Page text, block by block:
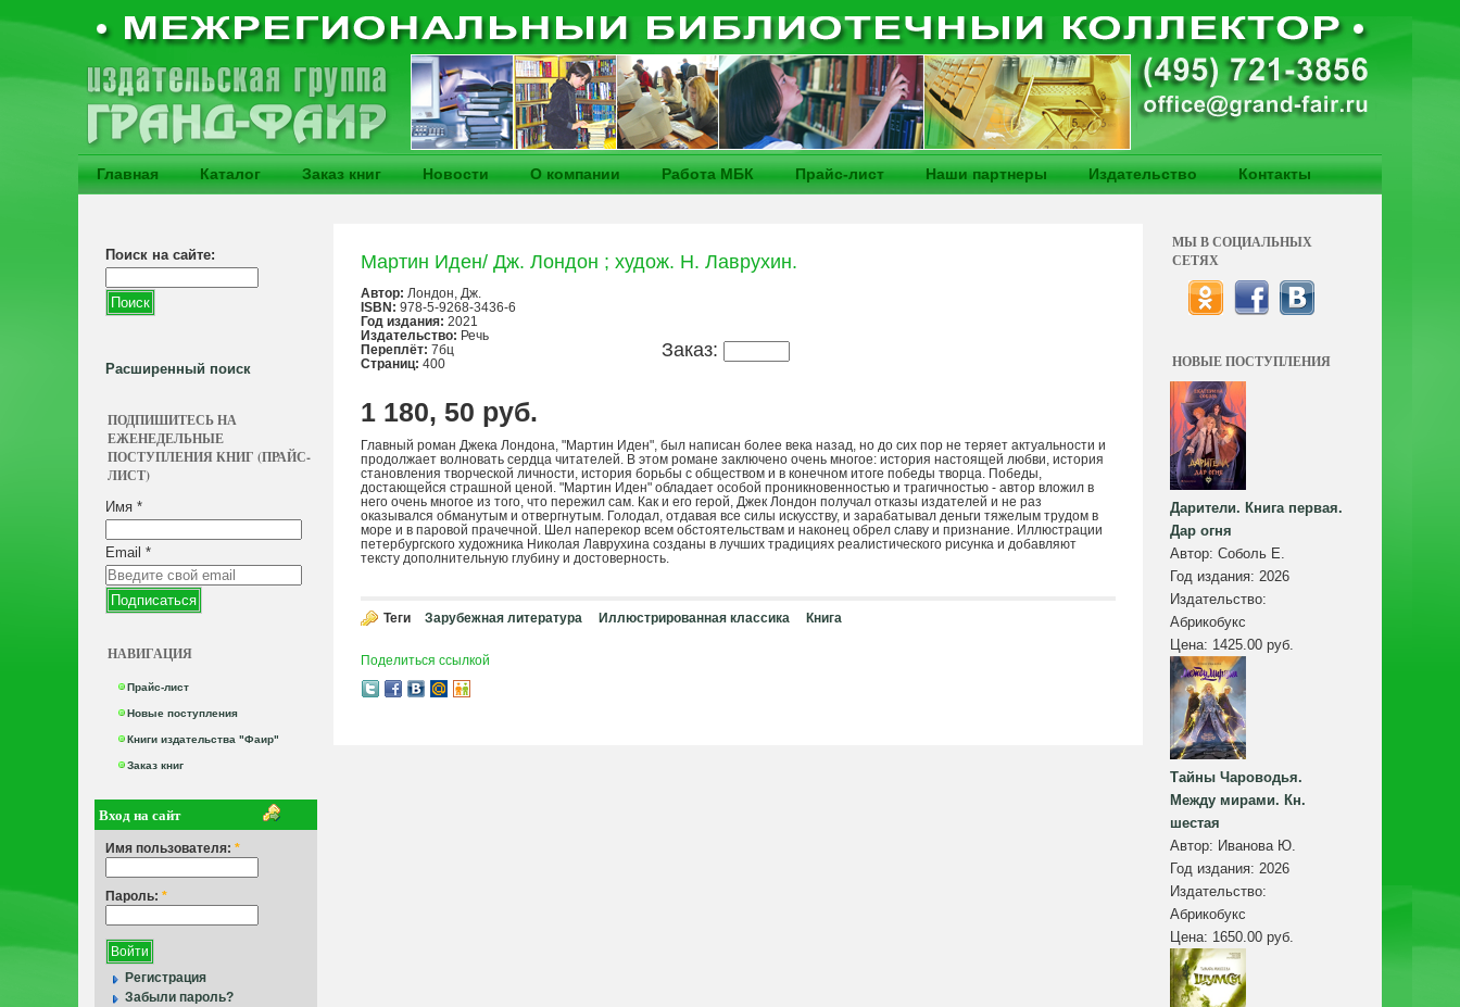
Главная Каталог Заказ книг Новости О компании Работа МБК Прайс-лист Наши партнеры Издательство Контакты
Поиск на сайте:
Расширенный поиск
ПОДПИШИТЕСЬ НА
ЕЖЕНЕДЕЛЬНЫЕ
ПОСТУПЛЕНИЯ КНИГ (ПРАЙС-
ЛИСТ)
Имя *
Email *
НАВИГАЦИЯ
Прайс-лист
Новые поступления
Книги издательства "Фаир"
Заказ книг
Вход на сайт
Имя пользователя: *
Пароль: *
Регистрация
Забыли пароль?
Мартин Иден/ Дж. Лондон ; худож. Н. Лаврухин.
Заказ:
Автор: Лондон, Дж.
ISBN: 978-5-9268-3436-6
Год издания: 2021
Издательство: Речь
Переплёт: 7бц
Страниц: 400
1 180, 50 руб.
Главный роман Джека Лондона, "Мартин Иден", был написан более века назад, но до сих пор не теряет актуальности и
продолжает волновать сердца читателей. В этом романе заключено очень многое: история настоящей любви, история
становления творческой личности, история борьбы с обществом и в конечном итоге победы творца. Победы,
достающейся страшной ценой. "Мартин Иден" обладает особой проникновенностью и трагичностью - автор вложил в
него очень многое из того, что пережил сам. Как и его герой, Джек Лондон получал отказы издателей и не раз
оказывался обманутым и отвергнутым. Голодал, отдавая все силы искусству, и зарабатывал деньги тяжелым трудом в
море и в паровой прачечной. Шел наперекор всем обстоятельствам и наконец обрел славу и признание. Иллюстрации
петербургского художника Николая Лаврухина созданы в лучших традициях реалистического рисунка и добавляют
тексту дополнительную глубину и достоверность.
Теги Зарубежная литература Иллюстрированная классика Книга
Поделиться ссылкой
МЫ В СОЦИАЛЬНЫХ
СЕТЯХ
НОВЫЕ ПОСТУПЛЕНИЯ
Дарители. Книга первая.
Дар огня
Автор: Соболь Е.
Год издания: 2026
Издательство:
Абрикобукс
Цена: 1425.00 руб.
Тайны Чароводья.
Между мирами. Кн.
шестая
Автор: Иванова Ю.
Год издания: 2026
Издательство:
Абрикобукс
Цена: 1650.00 руб.